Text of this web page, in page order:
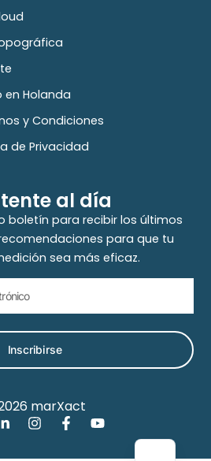
en Holanda
y Condiciones
de Privacidad
al día
boletín para recibir los últimos
para que tu
sea más eficaz.
Inscribirse
marXact